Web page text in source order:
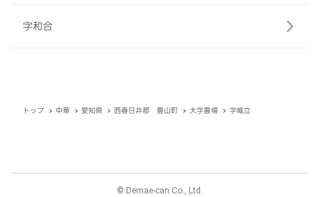
字和合
トップ 中華 愛知県 西春日井郡 豊山町 大字豊場 字幟立
© Demae-can Co., Ltd.